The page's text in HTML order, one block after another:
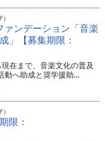
ァンデーション「音楽
」【募集期限：
在まで、音楽文化の普及
動へ助成と奨学援助...
限：